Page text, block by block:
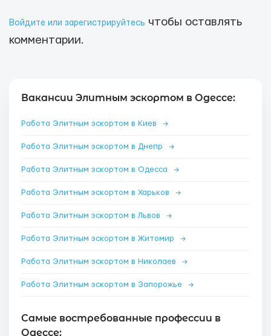
Войдите или зарегистрируйтесь чтобы оставлять
комментарии.
Вакансии Элитным эскортом в Одессе:
Работа Элитным эскортом в Киев →
Работа Элитным эскортом в Днепр →
Работа Элитным эскортом в Одесса →
Работа Элитным эскортом в Харьков →
Работа Элитным эскортом в Львов →
Работа Элитным эскортом в Житомир →
Работа Элитным эскортом в Николаев →
Работа Элитным эскортом в Запорожье →
Самые востребованные профессии в
Одессе: